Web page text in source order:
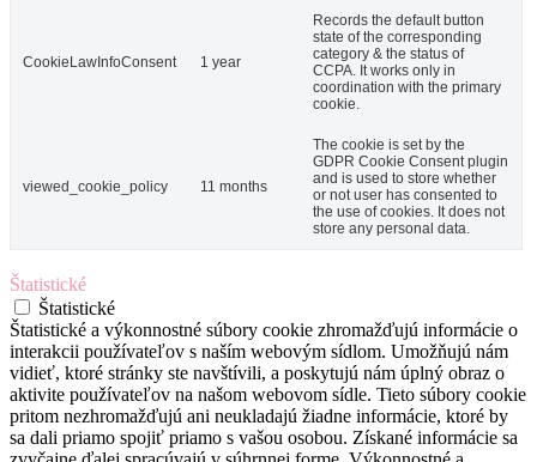
CookieLawInfoConsent 1 year
Records the default button
state of the corresponding
category & the status of
CCPA. It works only in
coordination with the primary
cookie.
viewed_cookie_policy 11 months
The cookie is set by the
GDPR Cookie Consent plugin
and is used to store whether
or not user has consented to
the use of cookies. It does not
store any personal data.
Štatistické
Štatistické
Štatistické a výkonnostné súbory cookie zhromažďujú informácie o
interakcii používateľov s naším webovým sídlom. Umožňujú nám
vidieť, ktoré stránky ste navštívili, a poskytujú nám úplný obraz o
aktivite používateľov na našom webovom sídle. Tieto súbory cookie
pritom nezhromažďujú ani neukladajú žiadne informácie, ktoré by
sa dali priamo spojiť priamo s vašou osobou. Získané informácie sa